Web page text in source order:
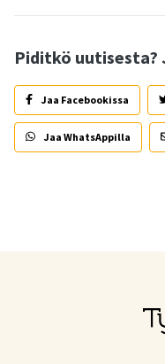
Piditkö uutisesta?
Jaa Facebookissa
Jaa WhatsAppilla